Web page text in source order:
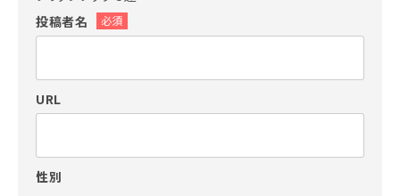
投稿者名
必須
URL
性別